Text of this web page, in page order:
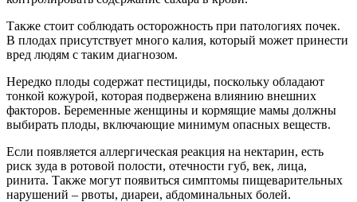
Также стоит соблюдать осторожность при патологиях почек.
В плодах присутствует много калия, который может принести
вред людям с таким диагнозом.
Нередко плоды содержат пестициды, поскольку обладают
тонкой кожурой, которая подвержена влиянию внешних
факторов. Беременные женщины и кормящие мамы должны
выбирать плоды, включающие минимум опасных веществ.
Если появляется аллергическая реакция на нектарин, есть
риск зуда в ротовой полости, отечности губ, век, лица,
ринита. Также могут появиться симптомы пищеварительных
нарушений – рвоты, диареи, абдоминальных болей.